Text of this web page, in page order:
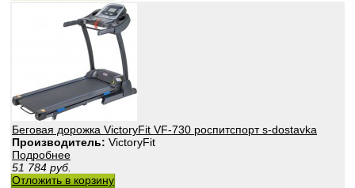
Беговая дорожка VictoryFit VF-730 роспитспорт s-dostavka
Производитель: VictoryFit
Подробнее
51 784 руб.
Отложить в корзину